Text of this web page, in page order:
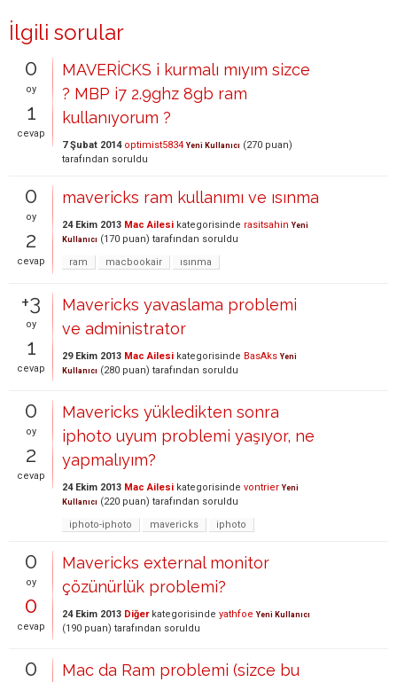
İlgili sorular
0
oy
1
cevap
MAVERİCKS i kurmalı mıyım sizce
? MBP i7 2.9ghz 8gb ram
kullanıyorum ?
7 Şubat 2014 optimist5834 Yeni Kullanıcı (270 puan)
tarafından soruldu
0
oy
2
cevap
mavericks ram kullanımı ve ısınma
24 Ekim 2013 Mac Ailesi kategorisinde rasitsahin Yeni
Kullanıcı (170 puan) tarafından soruldu
ram
macbookair ısınma
+3
oy
1
cevap
Mavericks yavaslama problemi
ve administrator
29 Ekim 2013 Mac Ailesi kategorisinde BasAks Yeni
Kullanıcı (280 puan) tarafından soruldu
0
oy
2
cevap
Mavericks yükledikten sonra
iphoto uyum problemi yaşıyor, ne
yapmalıyım?
24 Ekim 2013 Mac Ailesi kategorisinde vontrier Yeni
Kullanıcı (220 puan) tarafından soruldu
iphoto-iphoto
mavericks iphoto
0
oy
0
cevap
Mavericks external monitor
çözünürlük problemi?
24 Ekim 2013 Diğerkategorisinde yathfoe Yeni Kullanıcı
(190 puan) tarafından soruldu
0
Mac da Ram problemi (sizce bu